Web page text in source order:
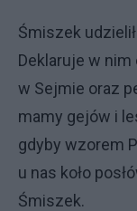
Śmiszek
Deklaruje w nim
w Sejmie oraz
mamy gejów i
gdyby wzorem
u nas koło
Śmiszek.